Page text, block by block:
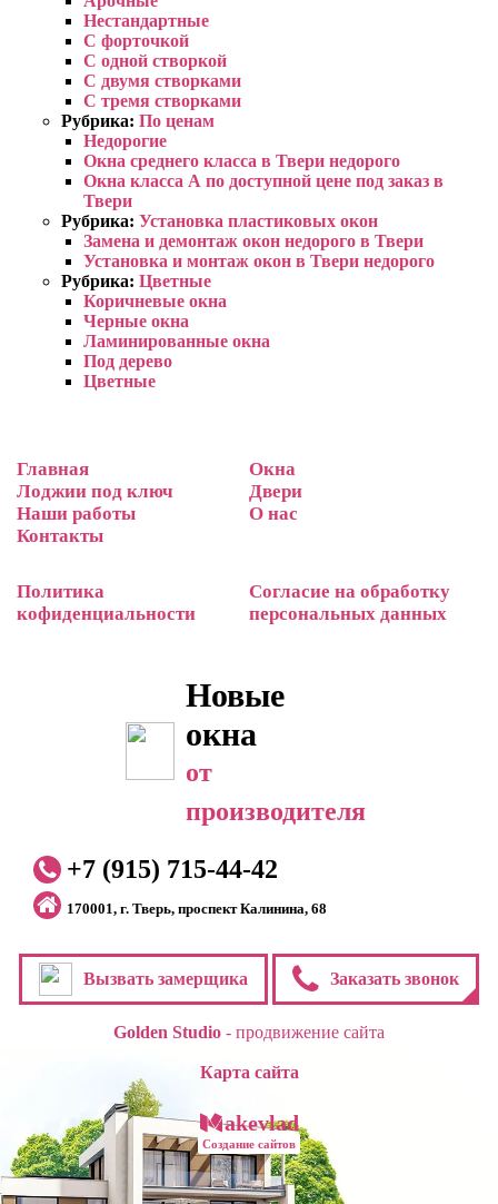
Нестандартные
С форточкой
С одной створкой
С двумя створками
С тремя створками
Рубрика: По ценам
Недорогие
Окна среднего класса в Твери недорого
Окна класса А по доступной цене под заказ в
Твери
Рубрика: Установка пластиковых окон
Замена и демонтаж окон недорого в Твери
Установка и монтаж окон в Твери недорого
Рубрика: Цветные
Коричневые окна
Черные окна
Ламинированные окна
Под дерево
Цветные
Главная
Окна
Лоджии под ключ
Двери
Наши работы
О нас
Контакты
Политика
кофиденциальности
Согласие на обработку
персональных данных
Новые
окна
от
производителя
+7 (915) 715-44-42
170001, г. Тверь, проспект Калинина, 68
Вызвать замерщика Заказать звонок
Golden Studio - продвижение сайта
Карта сайта
akevlad
Создание сайтов